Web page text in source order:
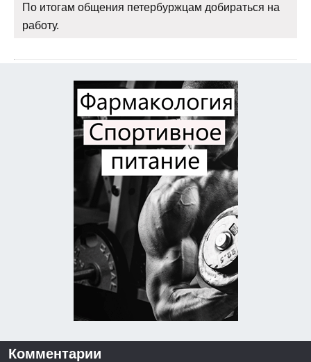
По итогам общения петербуржцам добираться на
работу.
Комментарии